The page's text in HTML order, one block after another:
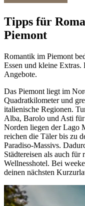
Tipps für
Piemont
Romantik im Piemont
Essen und kleine Extras.
Angebote.
Das Piemont liegt im
Quadratkilometer und
italienische Regionen.
Alba, Barolo und Asti
Norden liegen der Lago
reichen die Täler bis zu
Paradiso-Massivs.
Städtereisen als auch für
Wellnesshotel. Bei
deinen nächsten